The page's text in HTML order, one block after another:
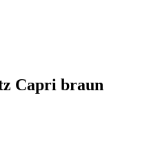
Capri braun